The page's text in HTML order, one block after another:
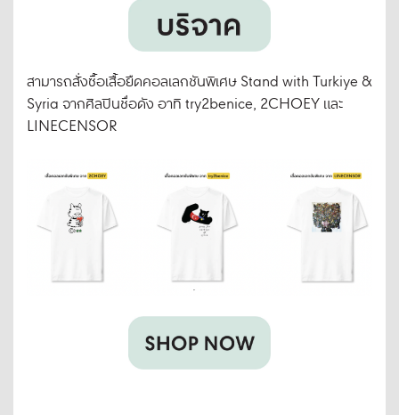
สามารถสั่งซื้อเสื้อยืดคอลเลกชันพิเศษ Stand with Turkiye &
Syria จากศิลปินชื่อดัง อาทิ try2benice, 2CHOEY และ
LINECENSOR